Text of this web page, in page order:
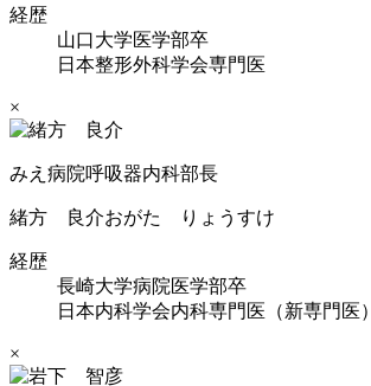
経歴
山口大学医学部卒
日本整形外科学会専門医
×
みえ病院呼吸器内科部長
緒方 良介おがた りょうすけ
経歴
長崎大学病院医学部卒
日本内科学会内科専門医（新専門医）
×